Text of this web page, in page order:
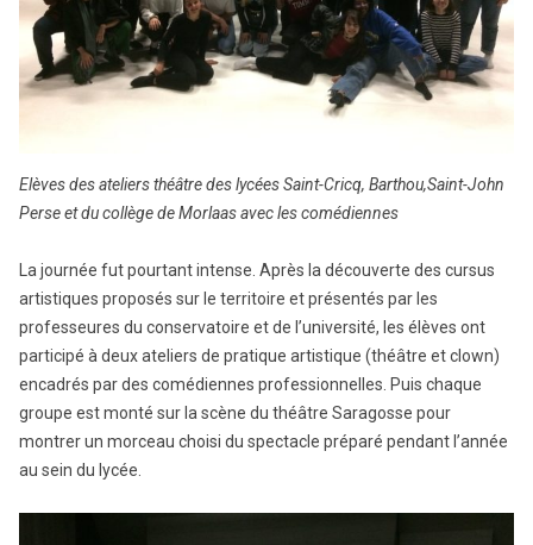
Elèves des ateliers théâtre des lycées Saint-Cricq, Barthou,Saint-John
Perse et du collège de Morlaas avec les comédiennes
La journée fut pourtant intense. Après la découverte des cursus
artistiques proposés sur le territoire et présentés par les
professeures du conservatoire et de l’université, les élèves ont
participé à deux ateliers de pratique artistique (théâtre et clown)
encadrés par des comédiennes professionnelles. Puis chaque
groupe est monté sur la scène du théâtre Saragosse pour
montrer un morceau choisi du spectacle préparé pendant l’année
au sein du lycée.